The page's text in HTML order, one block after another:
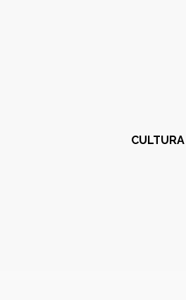
CULTURA